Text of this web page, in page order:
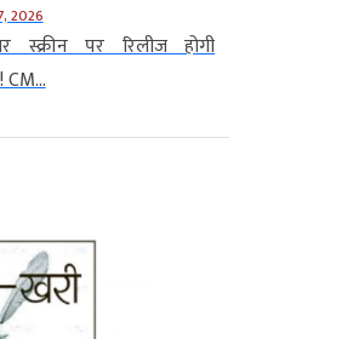
2026
स्क्रीन पर रिलीज होगी
CM...